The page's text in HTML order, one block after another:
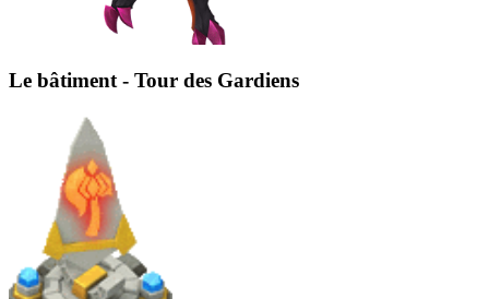
Le bâtiment - Tour des Gardiens